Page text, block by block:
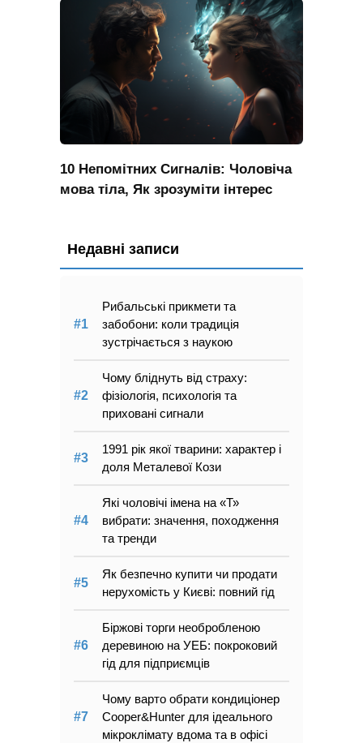
10 Непомітних Сигналів: Чоловіча
мова тіла, Як зрозуміти інтерес
Недавні записи
Рибальські прикмети та
забобони: коли традиція
зустрічається з наукою
Чому бліднуть від страху:
фізіологія, психологія та
приховані сигнали
1991 рік якої тварини: характер і
доля Металевої Кози
Які чоловічі імена на «Т»
вибрати: значення, походження
та тренди
Як безпечно купити чи продати
нерухомість у Києві: повний гід
Біржові торги необробленою
деревиною на УЕБ: покроковий
гід для підприємців
Чому варто обрати кондиціонер
Cooper&Hunter для ідеального
мікроклімату вдома та в офісі